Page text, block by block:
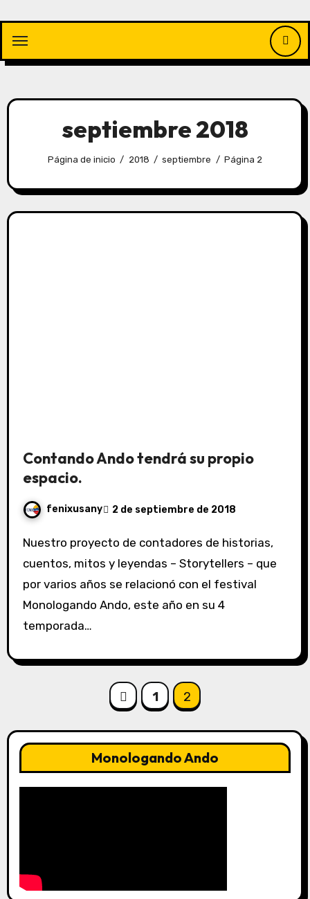
contenido
septiembre 2018
Página de inicio 2018 septiembre Página 2
Contando Ando tendrá su propio
espacio.
fenixusany 2 de septiembre de 2018
Nuestro proyecto de contadores de historias,
cuentos, mitos y leyendas – Storytellers – que
por varios años se relacionó con el festival
Monologando Ando, este año en su 4
temporada…
Paginación
de
entradas
1 2
Monologando Ando